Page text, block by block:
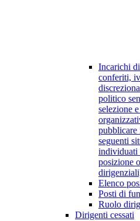
Incarichi
conferiti,
politico
selezione
pubblicare
seguenti
individuati
posizione
Elenco
Posti di
Ruolo
Dirigenti cessati